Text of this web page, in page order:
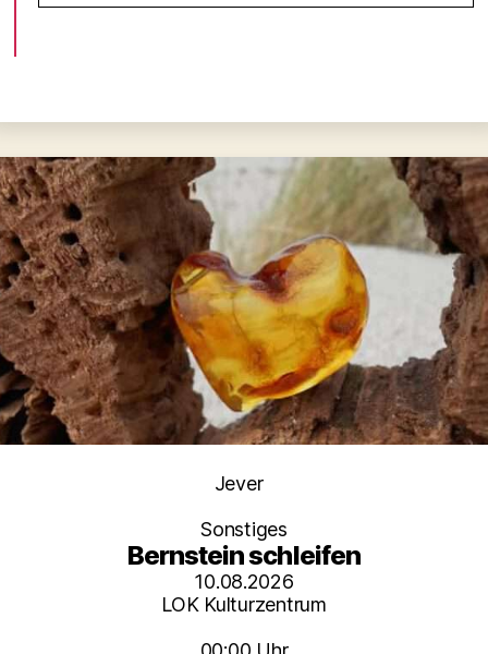
Kategorien
Jever
Sonstiges
Bernstein schleifen
10.08.2026
LOK Kulturzentrum